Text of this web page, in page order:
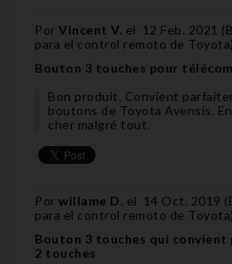
Por Vincent V. el 12 Feb. 2021 (
para el control remoto de Toyota
Bouton 3 touches pour
Bon produit. Convient
boutons de Toyota Avensis.
cher malgré tout.
Por willame D. el 14 Oct. 2019 (
para el control remoto de Toyota
Bouton 3 touches qui convient
2 touches